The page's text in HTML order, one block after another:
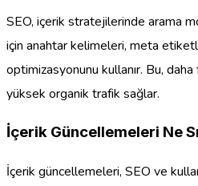
SEO, içerik stratejilerinde arama
için anahtar kelimeleri, meta
optimizasyonunu kullanır. Bu,
yüksek organik trafik sağlar.
İçerik Güncellemeleri Ne
İçerik güncellemeleri, SEO ve